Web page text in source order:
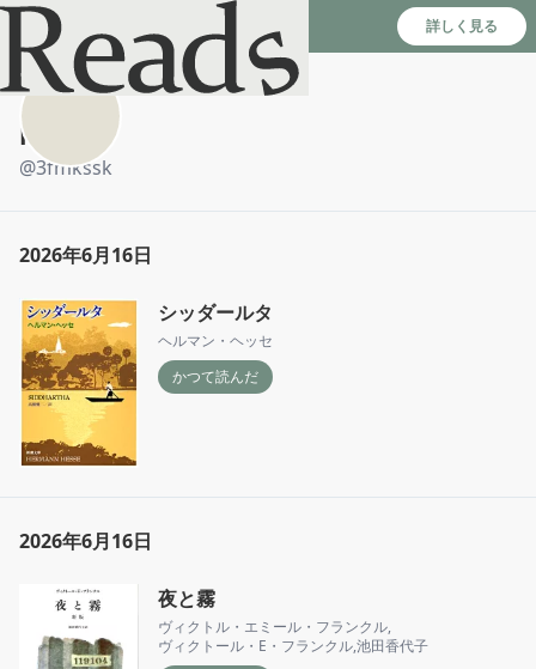
Reads - 読書のSNS＆記録アプリ 詳しく見る
Fumika
@3fmkssk
2026年6月16日
シッダールタ
ヘルマン・ヘッセ
かつて読んだ
2026年6月16日
夜と霧
ヴィクトル・エミール・フランクル,
ヴィクトール・E・フランクル,池田香代子